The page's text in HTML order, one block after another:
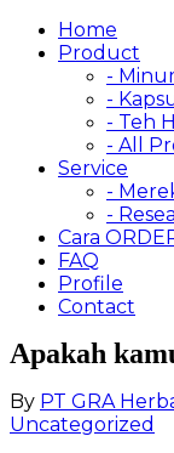
Home
Product
-
-
- Teh
- All
Service
-
-
Cara
FAQ
Profile
Contact
Apakah
By PT GRA
Uncategorized